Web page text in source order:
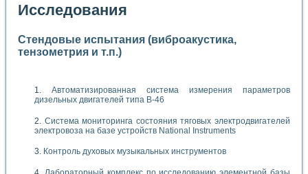
Исследования
Стендовые испытания (виброакустика,
тензометрия и т.п.)
Автоматизированная система измерения параметров
дизельных двигателей типа В-46
Система мониторинга состояния тяговых электродвигателей
электровоза на базе устройств National Instruments
Контроль духовых музыкальных инструментов